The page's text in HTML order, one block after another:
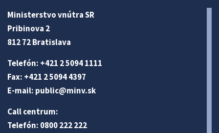
Ministerstvo vnútra SR
Pribinova 2
812 72 Bratislava
Telefón: +421 2 5094 1111
Fax: +421 2 5094 4397
E-mail: public@minv.sk
Call centrum:
Telefón: 0800 222 222